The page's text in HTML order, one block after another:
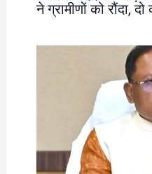
ने ग्रामीणों को रौंदा, दो